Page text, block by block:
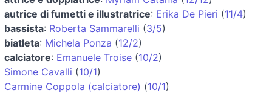
autrice di fumetti e illustratrice: Erika De Pieri (11/4)
bassista: Roberta Sammarelli (3/5)
biatleta: Michela Ponza (12/2)
calciatore: Emanuele Troise (10/2)
Simone Cavalli (10/1)
Carmine Coppola (calciatore) (10/1)